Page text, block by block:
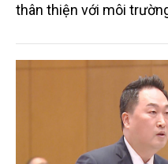
thân thiện với môi
trình thu hút sự tham
từ các cơ quan quản lý
doanh nghiệp, hợp tác
tiếp triển khai mô hình